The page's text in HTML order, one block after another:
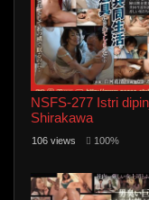
NSFS-277 Istri
Shirakawa
106 views 100%